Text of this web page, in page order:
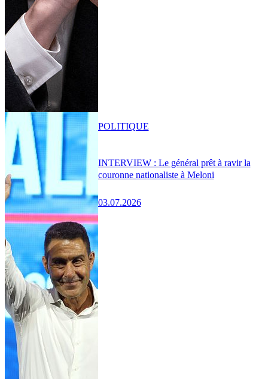
INTERVIEW : Le général prêt à ravir la
couronne nationaliste à Meloni
03.07.2026
POLITIQUE